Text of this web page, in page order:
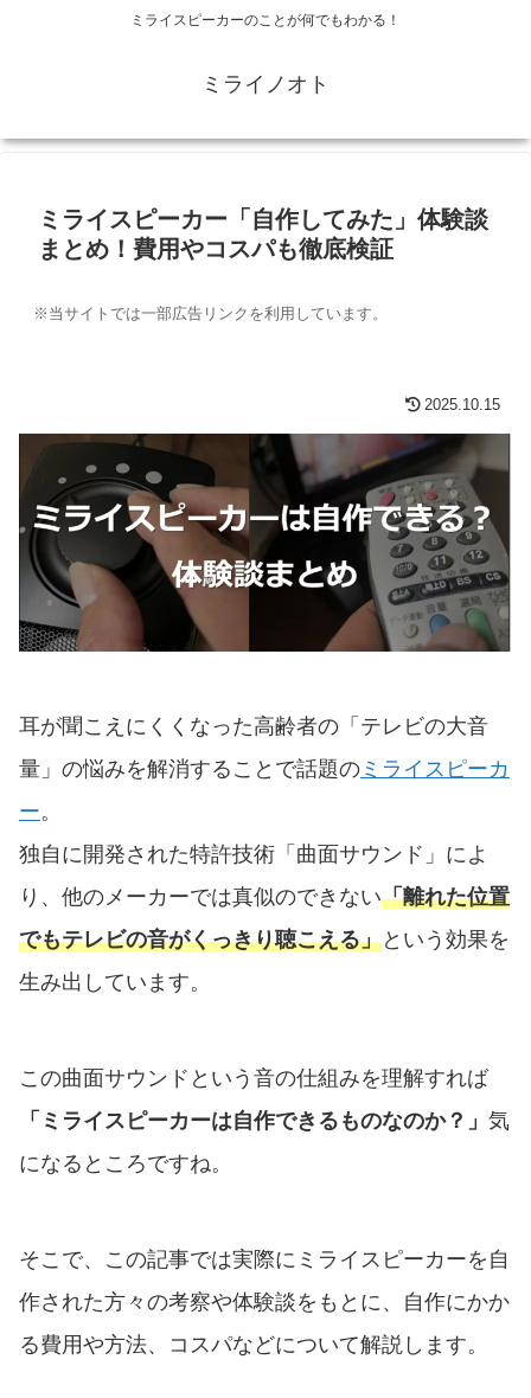
ミライスピーカーのことが何でもわかる！
ミライノオト
ミライスピーカー「自作してみた」体験談
まとめ！費用やコスパも徹底検証
※当サイトでは一部広告リンクを利用しています。
2025.10.15
耳が聞こえにくくなった高齢者の「テレビの大音
量」の悩みを解消することで話題の ミライスピーカ
ー。
独自に開発された特許技術「曲面サウンド」によ
り、他のメーカーでは真似のできない「離れた位置
でもテレビの音がくっきり聴こえる」という効果を
生み出しています。
この曲面サウンドという音の仕組みを理解すれば
「ミライスピーカーは自作できるものなのか？」 気
になるところですね。
そこで、この記事では実際にミライスピーカーを自
作された方々の考察や体験談をもとに、自作にかか
る費用や方法、コスパなどについて解説します。